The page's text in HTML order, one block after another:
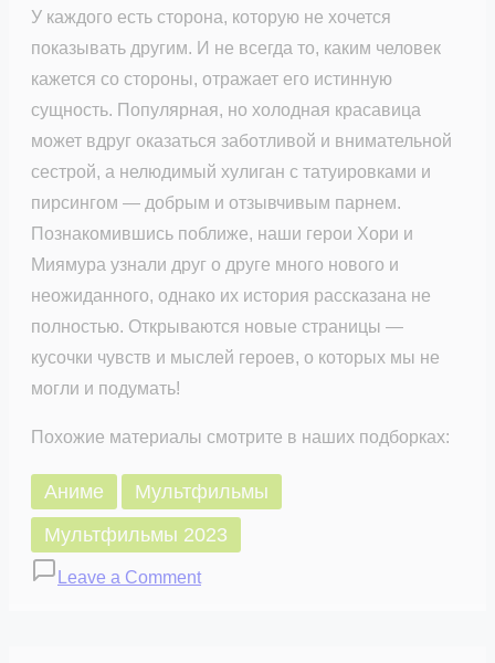
У каждого есть сторона, которую не хочется
показывать другим. И не всегда то, каким человек
кажется со стороны, отражает его истинную
сущность. Популярная, но холодная красавица
может вдруг оказаться заботливой и внимательной
сестрой, а нелюдимый хулиган с татуировками и
пирсингом — добрым и отзывчивым парнем.
Познакомившись поближе, наши герои Хори и
Миямура узнали друг о друге много нового и
неожиданного, однако их история рассказана не
полностью. Открываются новые страницы —
кусочки чувств и мыслей героев, о которых мы не
могли и подумать!
Похожие материалы смотрите в наших подборках:
Аниме
Мультфильмы
Мультфильмы 2023
Leave a Commenton